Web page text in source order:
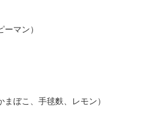
マン）
まぼこ、手毬麩、レモン）